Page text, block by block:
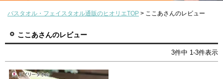
バスタオル・フェイスタオル通販のヒオリエTOP ここあさんのレビュー
ここあさんのレビュー
3件中 1-3件表示